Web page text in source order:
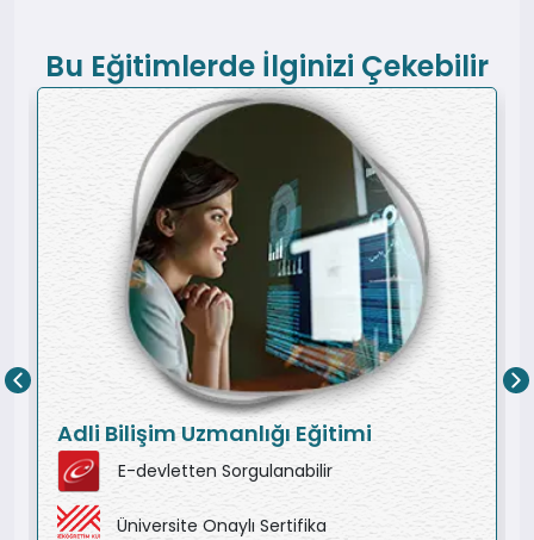
Bu Eğitimlerde İlginizi Çekebilir
Adli Bilişim Uzmanlığı Eğitimi
E-devletten Sorgulanabilir
Üniversite Onaylı Sertifika